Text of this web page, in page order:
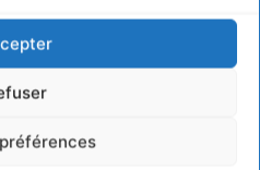
UN COMMENTAIRE